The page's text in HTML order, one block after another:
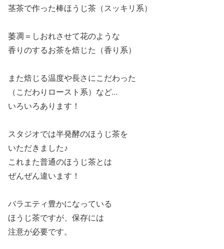
茎茶で作った棒ほうじ茶（スッキリ系）
萎凋＝しおれさせて花のような
香りのするお茶を焙じた（香り系）
また焙じる温度や長さにこだわった
（こだわりロースト系）など…
いろいろあります！
スタジオでは半発酵のほうじ茶を
いただきました♪
これまた普通のほうじ茶とは
ぜんぜん違います！
バラエティ豊かになっている
ほうじ茶ですが、保存には
注意が必要です。